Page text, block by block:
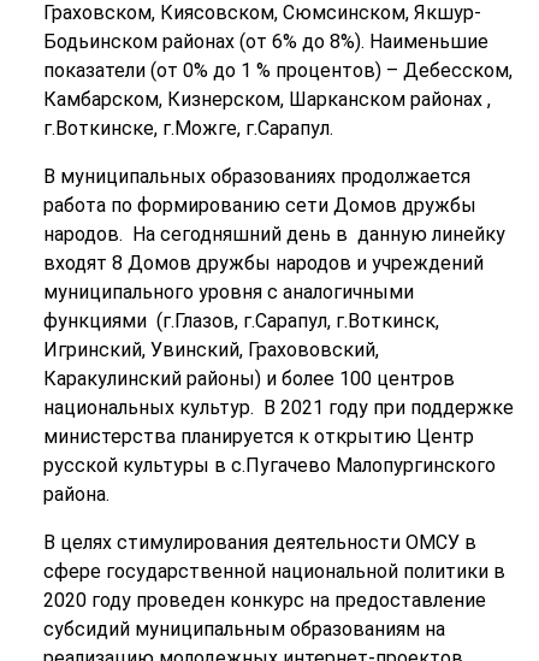
Граховском, Киясовском, Сюмсинском, Якшур-
Бодьинском районах (от 6% до 8%). Наименьшие
показатели (от 0% до 1 % процентов) – Дебесском,
Камбарском, Кизнерском, Шарканском районах ,
г.Воткинске, г.Можге, г.Сарапул.
В муниципальных образованиях продолжается
работа по формированию сети Домов дружбы
народов. На сегодняшний день в данную линейку
входят 8 Домов дружбы народов и учреждений
муниципального уровня с аналогичными
функциями (г.Глазов, г.Сарапул, г.Воткинск,
Игринский, Увинский, Грахововский,
Каракулинский районы) и более 100 центров
национальных культур. В 2021 году при поддержке
министерства планируется к открытию Центр
русской культуры в с.Пугачево Малопургинского
района.
В целях стимулирования деятельности ОМСУ в
сфере государственной национальной политики в
2020 году проведен конкурс на предоставление
субсидий муниципальным образованиям на